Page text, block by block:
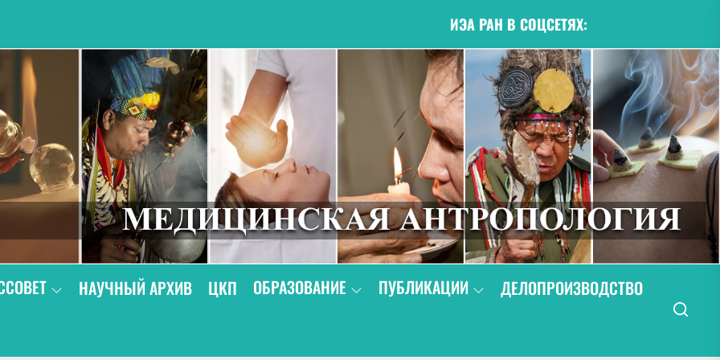
ИЭА РАН В СОЦСЕТЯХ:
НАУЧНЫЙ АРХИВ ЦКП ОБРАЗОВАНИЕ ПУБЛИКАЦИИ
ДЕЛОПРОИЗВОДСТВО